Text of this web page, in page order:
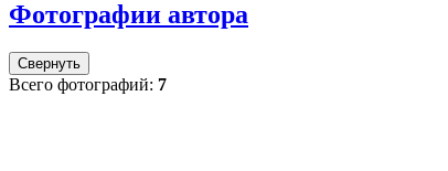
Фотографии автора
Свернуть
Всего фотографий: 7